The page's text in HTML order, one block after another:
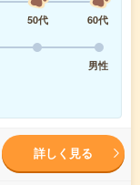
50代
60代
男性
詳しく見る